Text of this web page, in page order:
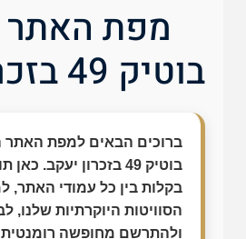
מפת האתר
בוטיק 49 בזכרון יעקב
ברוכים הבאים למפת האתר
בוטיק 49 בזכרון יעקב.
בקלות בין כל עמודי האתר,
הסוויטות היוקרתיות שלנו,
ולהתרשם מחופשה